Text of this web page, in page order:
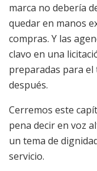
marca no debería
quedar en manos
compras. Y las
clavo en una
preparadas para
después.
Cerremos este
pena decir en voz
un tema de
servicio.